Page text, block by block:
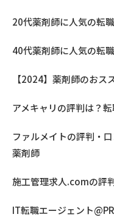
20代薬剤師に人気の転
40代薬剤師に人気の転
【2024】薬剤師のお
アメキャリの評判は？
ファルメイトの評判・
薬剤師
施工管理求人.comの評
IT転職エージェント